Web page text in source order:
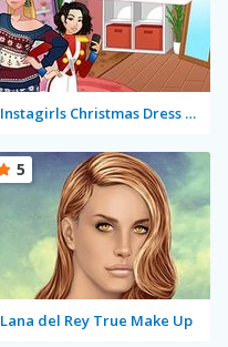
Instagirls Christmas Dress Up
Lana del Rey True Make Up
5